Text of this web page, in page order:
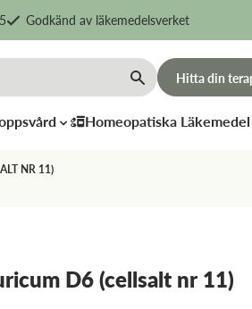
Godkänd av läkemedelsverket
Hitta din
Homeopatiska Läkemedel
NR 11)
D6 (cellsalt nr 11)